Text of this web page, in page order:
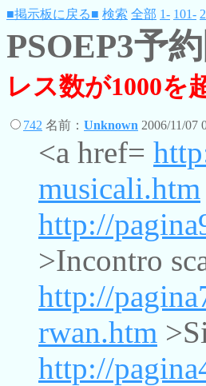
■掲示板に戻る■ 検索 全部 1- 101-
PSOEP3予
レス数が1000を
742 名前： Unknown 2006/11/07
<a href=
musicali.htm
http://
>Incontro
http://
rwan.htm
http://